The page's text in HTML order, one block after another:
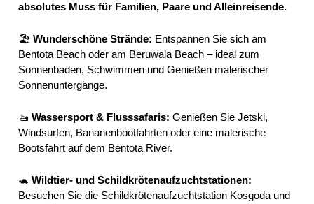
absolutes Muss für Familien, Paare und Alleinreisende.
🏖 Wunderschöne Strände: Entspannen Sie sich am
Bentota Beach oder am Beruwala Beach – ideal zum
Sonnenbaden, Schwimmen und Genießen malerischer
Sonnenuntergänge.
🚤 Wassersport & Flusssafaris: Genießen Sie Jetski,
Windsurfen, Bananenbootfahrten oder eine malerische
Bootsfahrt auf dem Bentota River.
🐢 Wildtier- und Schildkrötenaufzuchtstationen:
Besuchen Sie die Schildkrötenaufzuchtstation Kosgoda und